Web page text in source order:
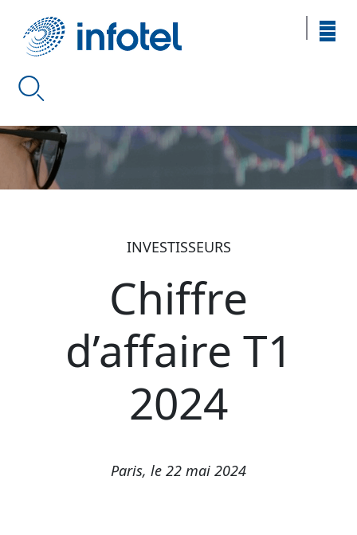
INVESTISSEURS
Chiffre
d’affaire T1
2024
Paris, le 22 mai 2024